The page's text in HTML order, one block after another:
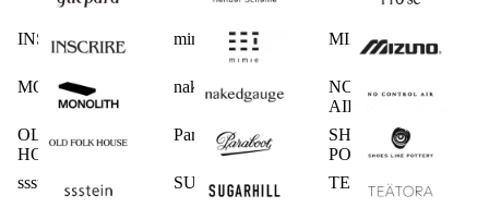
INSCRIRE mimie MIZUNO
MONOLITH nakedgauge
NO CONTROL
AIR
OLD FOLK
HOUSE
Paraboot
SHOES LIKE
POTTERY
ssstein
SUGARHILL TEATORA